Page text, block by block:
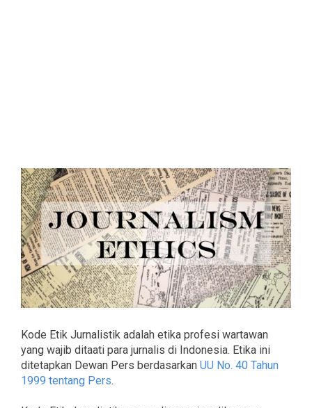
Kode Etik Jurnalistik adalah etika profesi wartawan
yang wajib ditaati para jurnalis di Indonesia. Etika ini
ditetapkan Dewan Pers berdasarkan UU No. 40 Tahun
1999 tentang Pers.